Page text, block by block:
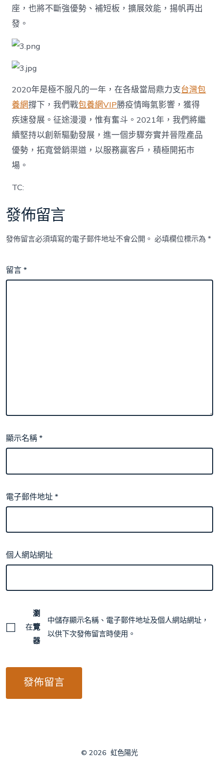
座，也將不斷強優勢、補短板，擴展效能，揚帆再出
發。
2020年是極不服凡的一年，在各級當局鼎力支台灣包
養網撐下，我們戰包養網VIP勝疫情晦氣影響，獲得
疾速發展。征途漫漫，惟有奮斗。2021年，我們將繼
續堅持以創新驅動發展，進一個步驟夯實并晉陞產品
優勢，拓寬營銷渠道，以服務贏客戶，積極開拓市
場。
TC:
發佈留言
發佈留言必須填寫的電子郵件地址不會公開。 必填欄位標示為*
留言*
顯示名稱*
電子郵件地址*
個人網站網址
在
瀏
覽
器
中儲存顯示名稱、電子郵件地址及個人網站網址，
以供下次發佈留言時使用。
© 2026 虹色陽光